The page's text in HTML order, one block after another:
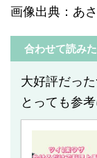
画像出典：あ
合わせて読み
大好評だっ
とっても参